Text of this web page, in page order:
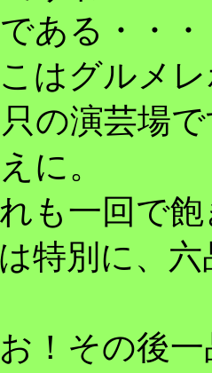
ある・・・
はグルメレ
の演芸場
に。
も一回で飽
特別に、六
！その後一